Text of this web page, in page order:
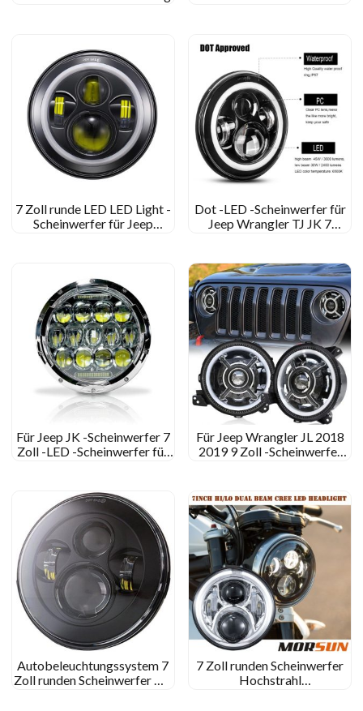
7 Zoll runde LED LED Light -
Scheinwerfer für Jeep
Dot -LED -Scheinwerfer für
Jeep Wrangler TJ JK 7
Für Jeep JK -Scheinwerfer 7
Zoll -LED -Scheinwerfer für
Für Jeep Wrangler JL 2018
2019 9 Zoll -Scheinwerfer
Autobeleuchtungssystem 7
Zoll runden Scheinwerfer mit
7 Zoll runden Scheinwerfer
Hochstrahl